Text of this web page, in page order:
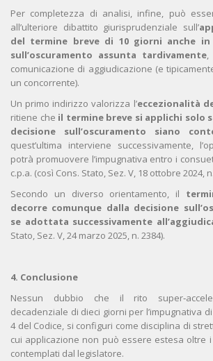
Per completezza di analisi, infine, può
all’ulteriore dibattito giurisprudenziale sull’
del termine breve di 10 giorni anche in
sull’oscuramento assunta tardivamente,
comunicazione di aggiudicazione (e
un concorrente).
Un primo indirizzo valorizza l’eccezionalità
ritiene che il termine breve si applichi solo
decisione sull’oscuramento siano
quest’ultima interviene successivamente,
potrà promuovere l’impugnativa entro i
c.p.a. (così Cons. Stato, Sez. V, 18 ottobre 2024,
Secondo un diverso orientamento, il
decorre comunque dalla decisione
se adottata successivamente
Stato, Sez. V, 24 marzo 2025, n. 2384).
4. Conclusione
Nessun dubbio che il rito
decadenziale di dieci giorni per l’impugnativa di
4 del Codice, si configuri come disciplina di
cui applicazione non può essere estesa oltre
contemplati dal legislatore.